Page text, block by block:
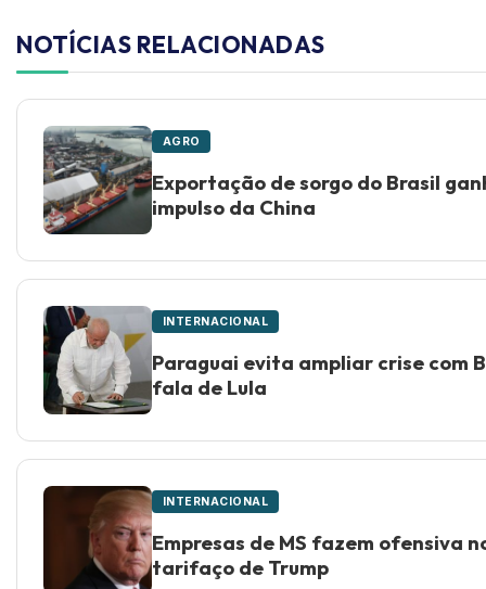
NOTÍCIAS RELACIONADAS
AGRO
Exportação de sorgo do Brasil
impulso da China
INTERNACIONAL
Paraguai evita ampliar crise com
fala de Lula
INTERNACIONAL
Empresas de MS fazem ofensiva
tarifaço de Trump